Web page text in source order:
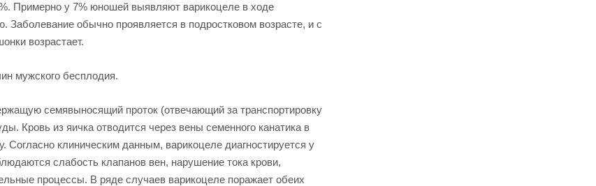
Примерно у 7% юношей выявляют варикоцеле в ходе
обычно проявляется в подростковом возрасте, и с
возрастает.
мужского бесплодия.
семявыносящий проток (отвечающий за транспортировку
Кровь из яичка отводится через вены семенного канатика в
клиническим данным, варикоцеле диагностируется у
слабость клапанов вен, нарушение тока крови,
процессы. В ряде случаев варикоцеле поражает обеих